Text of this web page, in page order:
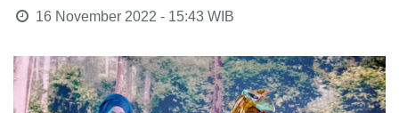
16 November 2022 - 15:43WIB